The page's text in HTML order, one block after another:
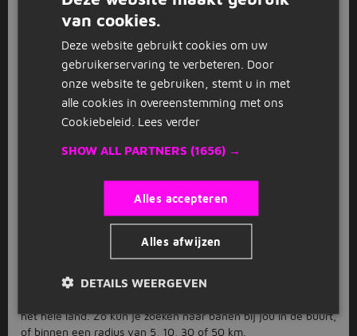
Wil je werken als medewerker
burgerzaken?
Als je een baan zoekt als medewerker burgerzaken begint je
zoektocht bij Jobbird. Bekijk hier onze 8 medewerker
burgerzaken vacatures.
8 medewerker burgerzaken
vacatures.
eerste baan? Bekijk dan hier onze medewerker burgerzaken
Waar kan ik werken als
medewerker burgerzaken?
het hele land. Zo kun je zoeken naar banen bij jou in de buurt,
of binnen een radius van 5, 10, 30 of 50 km.
van cookies.
Deze website gebruikt cookies om uw
gebruikerservaring te verbeteren. Door
onze website te gebruiken, stemt u in met
alle cookies in overeenstemming met ons
Cookiebeleid. Lees verder
SHOW ALL PARTNERS (1656) →
Alles accepteren
Alles afwijzen
DETAILS WEERGEVEN